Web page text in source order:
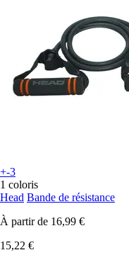
+-3
1 coloris
Head Bande de résistance
À partir de 16,99 €
15,22 €